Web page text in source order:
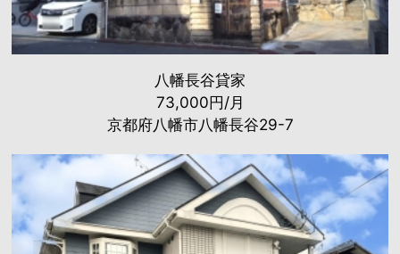
八幡長谷貸家
73,000円/月
京都府八幡市八幡長谷29-7